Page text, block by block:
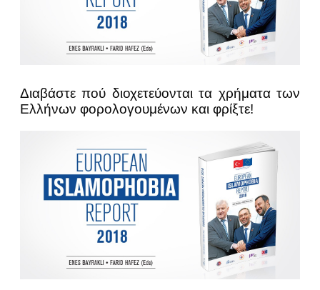
Διαβάστε πού διοχετεύονται τα χρήματα των
Ελλήνων φορολογουμένων και φρίξτε!